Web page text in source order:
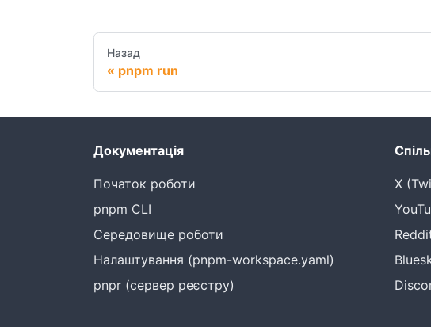
Назад
pnpm run
Документація
Початок роботи
pnpm CLI
Середовище роботи
Налаштування (pnpm-workspace.yaml)
pnpr (сервер реєстру)
X